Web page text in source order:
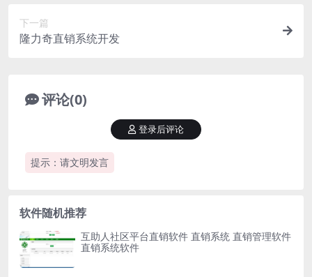
下一篇
隆力奇直销系统开发
评论(0)
提示：请文明发言
登录后评论
软件随机推荐
互助人社区平台直销软件 直销系统 直销管理软件
直销系统软件